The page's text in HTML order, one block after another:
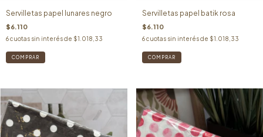
Servilletas papel lunares negro
$6.110
6cuotas sin interés de $1.018,33
Servilletas papel batik rosa
$6.110
6 cuotas sin interés de $1.018,33